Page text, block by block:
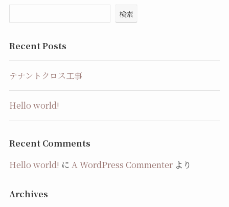
検索
Recent Posts
テナントクロス工事
Hello world!
Recent Comments
Hello world! に A WordPress Commenterより
Archives